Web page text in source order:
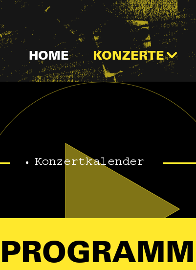
HOME KONZERTE
Konzertkalender